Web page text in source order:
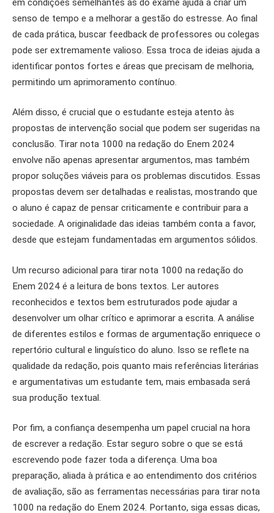
senso de tempo e a melhorar a gestão do estresse. Ao final
de cada prática, buscar feedback de professores ou colegas
pode ser extremamente valioso. Essa troca de ideias ajuda a
identificar pontos fortes e áreas que precisam de melhoria,
permitindo um aprimoramento contínuo.
Além disso, é crucial que o estudante esteja atento às
propostas de intervenção social que podem ser sugeridas na
conclusão. Tirar nota 1000 na redação do Enem 2024
envolve não apenas apresentar argumentos, mas também
propor soluções viáveis para os problemas discutidos. Essas
propostas devem ser detalhadas e realistas, mostrando que
o aluno é capaz de pensar criticamente e contribuir para a
sociedade. A originalidade das ideias também conta a favor,
desde que estejam fundamentadas em argumentos sólidos.
Um recurso adicional para tirar nota 1000 na redação do
Enem 2024 é a leitura de bons textos. Ler autores
reconhecidos e textos bem estruturados pode ajudar a
desenvolver um olhar crítico e aprimorar a escrita. A análise
de diferentes estilos e formas de argumentação enriquece o
repertório cultural e linguístico do aluno. Isso se reflete na
qualidade da redação, pois quanto mais referências literárias
e argumentativas um estudante tem, mais embasada será
sua produção textual.
Por fim, a confiança desempenha um papel crucial na hora
de escrever a redação. Estar seguro sobre o que se está
escrevendo pode fazer toda a diferença. Uma boa
preparação, aliada à prática e ao entendimento dos critérios
de avaliação, são as ferramentas necessárias para tirar nota
1000 na redação do Enem 2024. Portanto, siga essas dicas,